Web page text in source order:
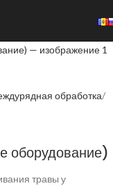
обработка
оборудование)
травы у